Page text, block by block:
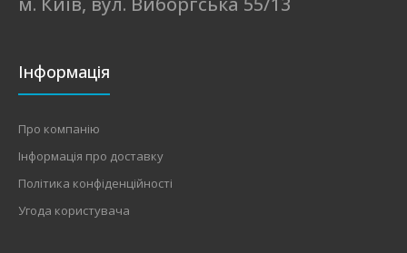
Інформація
Про компанію
Інформація про доставку
Політика конфіденційності
Угода користувача